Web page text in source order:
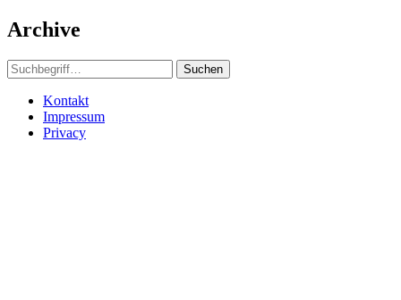
Archive
Suchen
Kontakt
Impressum
Privacy